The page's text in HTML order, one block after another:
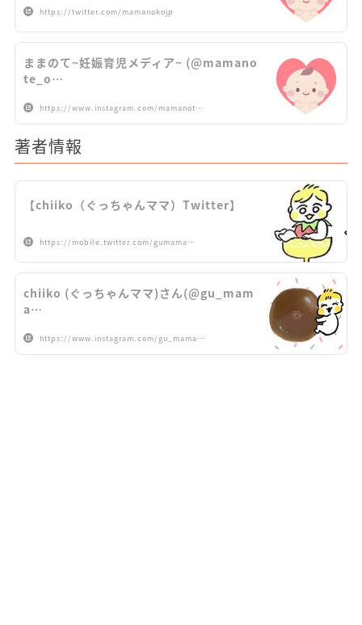
https://twitter.com/mamanokojp
ままのて~妊娠育児メディア~ (@mamano
te_o…
https://www.instagram.com/mamanot…
著者情報
【chiiko（ぐっちゃんママ）Twitter】
https://mobile.twitter.com/gumama…
chiiko (ぐっちゃんママ)さん(@gu_mam
a…
https://www.instagram.com/gu_mama…